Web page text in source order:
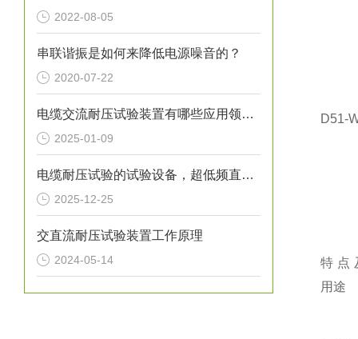
2022-08-05
串联谐振是如何来降低电源噪音的？
2020-07-22
电缆交流耐压试验装置有哪些应用领域？
2025-01-09
电缆耐压试验的试验设备，超低频直流发生器
2025-12-25
交直流耐压试验装置工作原理
2024-05-14
D51-
特点
用途